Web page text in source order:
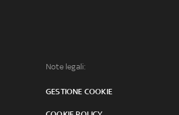
Note legali:
GESTIONE COOKIE